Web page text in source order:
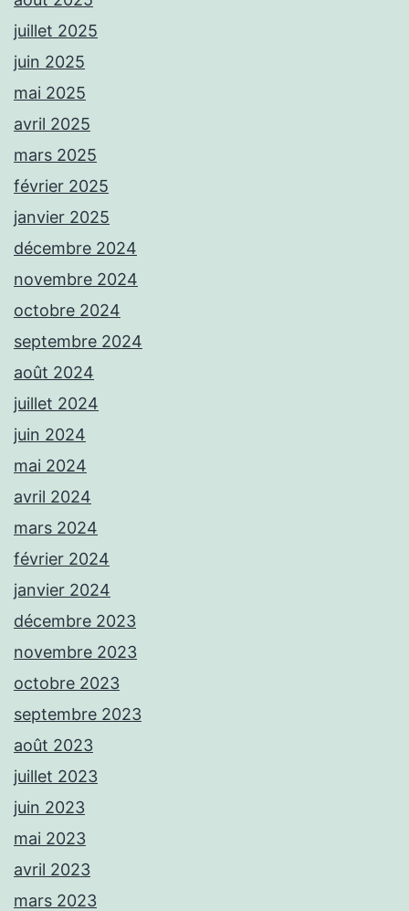
juillet 2025
juin 2025
mai 2025
avril 2025
mars 2025
février 2025
janvier 2025
décembre 2024
novembre 2024
octobre 2024
septembre 2024
août 2024
juillet 2024
juin 2024
mai 2024
avril 2024
mars 2024
février 2024
janvier 2024
décembre 2023
novembre 2023
octobre 2023
septembre 2023
août 2023
juillet 2023
juin 2023
mai 2023
avril 2023
mars 2023